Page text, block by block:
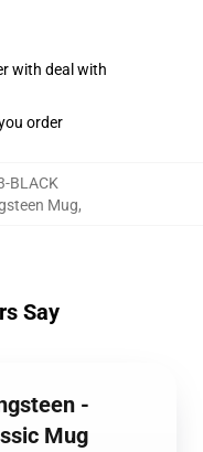
with deal with
order
BLACK
Mug,
Say
-
Mug